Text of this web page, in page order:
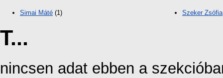
Simai Máté (1) Szeker Zsófia
T...
nincsen adat ebben a